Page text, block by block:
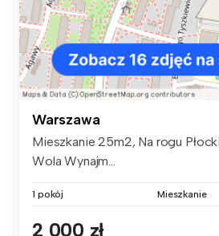
Warszawa
Mieszkanie 25m2, Na rogu
Wola Wynajm...
1 pokój Mieszkanie
2 000 zł